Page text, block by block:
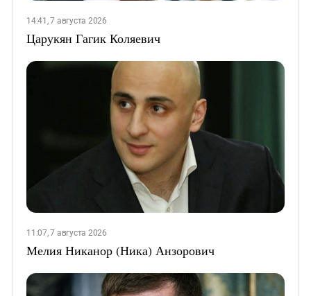
14:41, 7 августа 2026
Царукян Гагик Коляевич
11:07, 7 августа 2026
Мелия Никанор (Ника) Анзорович